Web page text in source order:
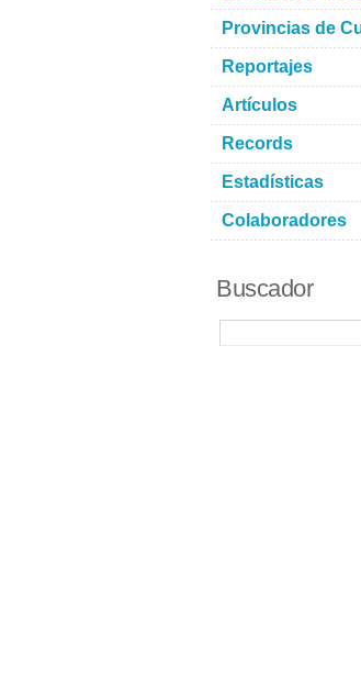
Provincias de
Reportajes
Artículos
Records
Estadísticas
Colaboradores
Buscador